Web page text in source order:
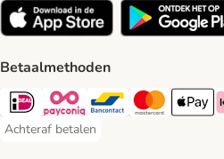
Betaalmethoden
iDeal Payment Method
Payconiq Payment Method
Bancontact Payment
Mastercard
Apple
Achteraf betalen
Achteraf betalen Payment Method